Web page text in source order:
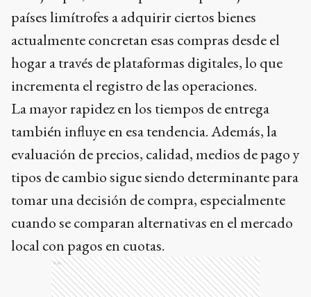
países limítrofes a adquirir ciertos bienes
actualmente concretan esas compras desde el
hogar a través de plataformas digitales, lo que
incrementa el registro de las operaciones.
La mayor rapidez en los tiempos de entrega
también influye en esa tendencia. Además, la
evaluación de precios, calidad, medios de pago y
tipos de cambio sigue siendo determinante para
tomar una decisión de compra, especialmente
cuando se comparan alternativas en el mercado
local con pagos en cuotas.
Ads